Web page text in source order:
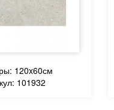
120x60см
101932